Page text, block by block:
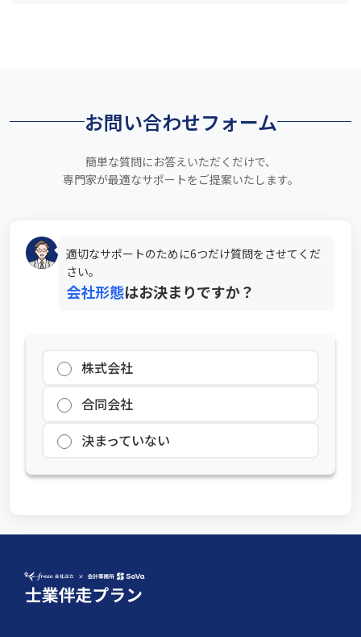
お問い合わせフォーム
簡単な質問にお答えいただくだけで、
専門家が最適なサポートをご提案いたします。
適切なサポートのために6つだけ質問をさせてくだ
さい。
会社形態はお決まりですか？
株式会社
合同会社
決まっていない